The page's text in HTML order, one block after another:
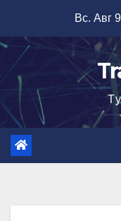
содержимому
Вс. Авг